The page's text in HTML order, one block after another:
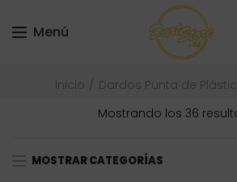
Menú
Inicio Dardos Punta de
Mostrando los 36
MOSTRAR CATEGORÍAS